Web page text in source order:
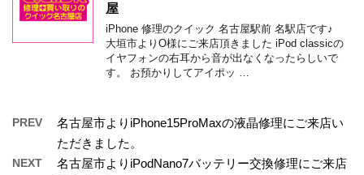
屋
iPhone 修理のクイック 名古屋駅前 名駅店です♪
大垣市よりO様にご来店頂きました iPod classicの
イヤフォンの右耳から音が出なくなったらしいで
す。 お預かりしてアイポッ …
PREV
名古屋市よりiPhone15ProMaxの液晶修理にご来店い
ただきました。
NEXT
名古屋市よりiPodNano7バッテリー交換修理にご来店